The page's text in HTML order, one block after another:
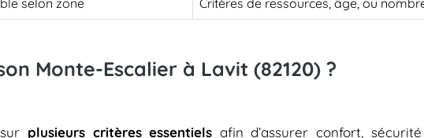
selon zone Critères de ressources, âge, ou
Monte-Escalier à Lavit (82120) ?
plusieurs critères essentiels afin d’assurer confort,